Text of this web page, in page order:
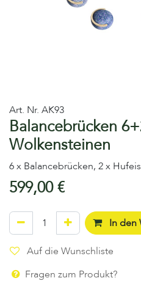
Art. Nr. AK93
Balancebrücken
Wolkensteinen
6 x Balancebrücken, 2 x
599,00€
In den
Auf die Wunschliste
Fragen zum Produkt?